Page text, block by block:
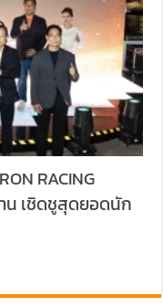
RACING
น เชิดชูสุดยอดนัก